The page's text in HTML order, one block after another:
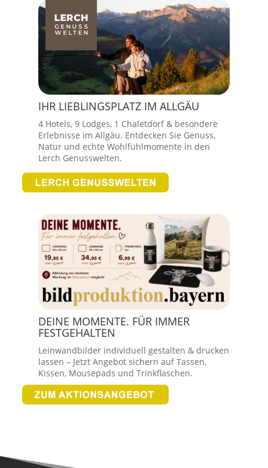
IHR LIEBLINGSPLATZ IM ALLGÄU
4 Hotels, 9 Lodges, 1 Chaletdorf & besondere
Erlebnisse im Allgäu. Entdecken Sie Genuss,
Natur und echte Wohlfühlmomente in den
Lerch Genusswelten.
DEINE MOMENTE. FÜR IMMER
FESTGEHALTEN
Leinwandbilder individuell gestalten & drucken
lassen – Jetzt Angebot sichern auf Tassen,
Kissen, Mousepads und Trinkflaschen.